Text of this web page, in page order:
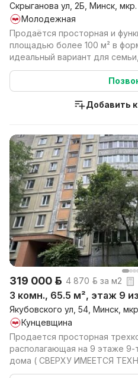
Скрыганова ул, 2Б, Минск,
Молодежная
Продаётся просторная и
площадью более 100 м² в
идеальный вариант для
продуманное про...
Добавить
319 000 р. 4 870 р. за м2
3 комн., 65.5 м², этаж 9
Якубовского ул, 54, Минск,
Кунцевщина
Продается просторная
располагающая на 9 этаже 9-
дома ( СВЕРХУ ИМЕЕТСЯ
адресу г....